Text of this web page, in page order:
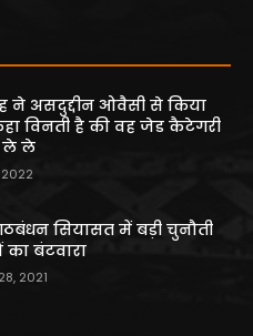
ने असदुद्दीन ओवैसी से किया
विनती है की वह जेड कैटेगरी
ले ले
सियासत में बड़ी चुनौती
का बंटवारा
2021